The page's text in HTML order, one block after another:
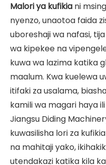
Malori ya kufikia ni
nyenzo, unaotoa faida
uboreshaji wa nafasi,
wa kipekee na
kuwa wa lazima katika
maalum. Kwa kuelewa
itifaki za usalama,
kamili wa magari haya
Jiangsu Diding
kuwasilisha lori za
na mahitaji yako,
utendakazi katika kila